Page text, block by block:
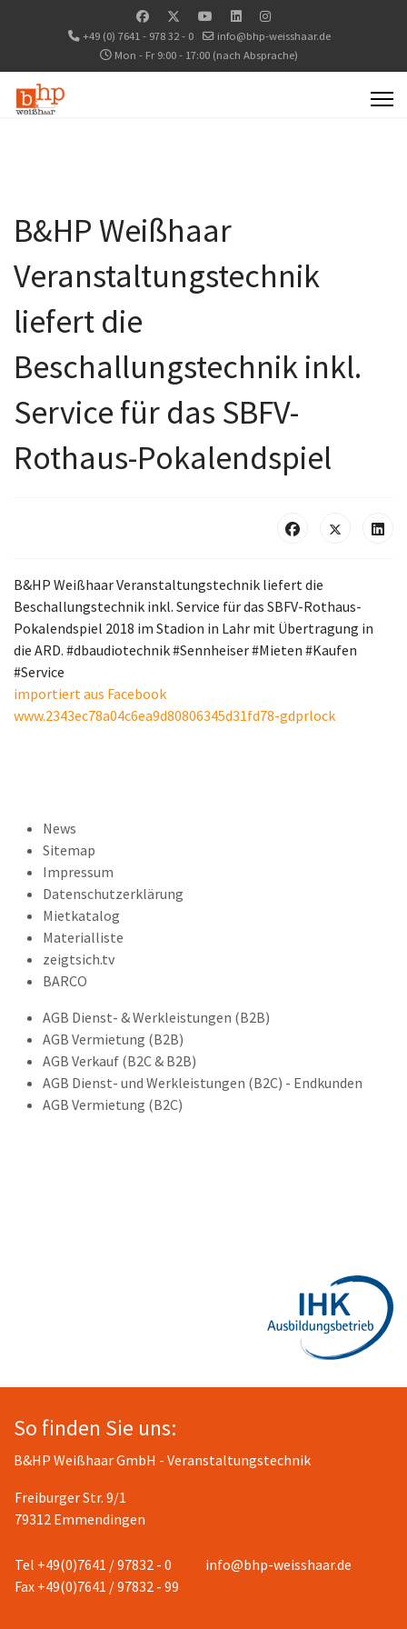
+49 (0) 7641 - 978 32 - 0
info@bhp-weisshaar.de
Mon - Fr 9:00 - 17:00 (nach Absprache)
B&HP Weißhaar
Veranstaltungstechnik
liefert die
Beschallungstechnik inkl.
Service für das SBFV-
Rothaus-Pokalendspiel
B&HP Weißhaar Veranstaltungstechnik liefert die
Beschallungstechnik inkl. Service für das SBFV-Rothaus-
Pokalendspiel 2018 im Stadion in Lahr mit Übertragung in
die ARD. #dbaudiotechnik #Sennheiser #Mieten #Kaufen
#Service
importiert aus Facebook
www.2343ec78a04c6ea9d80806345d31fd78-gdprlock
News
Sitemap
Impressum
Datenschutzerklärung
Mietkatalog
Materialliste
zeigtsich.tv
BARCO
AGB Dienst- & Werkleistungen (B2B)
AGB Vermietung (B2B)
AGB Verkauf (B2C & B2B)
AGB Dienst- und Werkleistungen (B2C) - Endkunden
AGB Vermietung (B2C)
So finden Sie uns:
B&HP Weißhaar GmbH - Veranstaltungstechnik
Freiburger Str. 9/1
79312 Emmendingen
Tel +49(0)7641 / 97832 - 0
Fax +49(0)7641 / 97832 - 99
info@bhp-weisshaar.de